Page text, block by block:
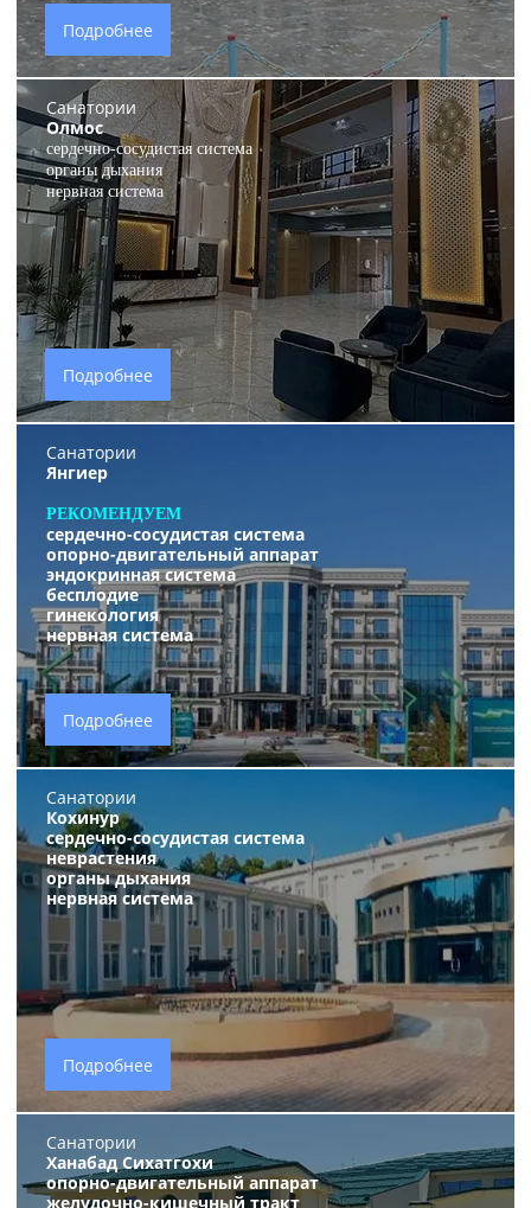
Подробнее
Санатории
Олмос
сердечно-сосудистая система
органы дыхания
нервная система
Подробнее
Санатории
Янгиер
РЕКОМЕНДУЕМ
сердечно-сосудистая система
опорно-двигательный аппарат
эндокринная система
бесплодие
гинекология
нервная система
Подробнее
Санатории
Кохинур
сердечно-сосудистая система
неврастения
органы дыхания
нервная система
Подробнее
Санатории
Ханабад Сихатгохи
опорно-двигательный аппарат
желудочно-кишечный тракт